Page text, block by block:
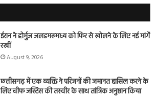
ईरान ने होर्मुज जलडमरूमध्य को फिर से खोलने के लिए नई मांगें
रखीं
August 9, 2026
छत्तीसगढ़ में एक व्यक्ति ने परिजनों की जमानत हासिल करने के
लिए चीफ जस्टिस की तस्वीर के साथ तांत्रिक अनुष्ठान किया